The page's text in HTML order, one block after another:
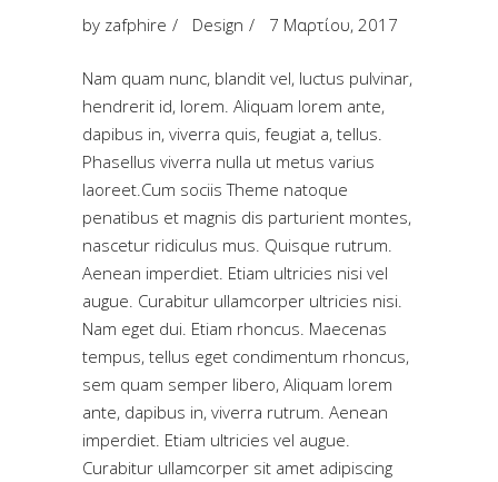
by zafphire Design 7 Μαρτίου, 2017
Nam quam nunc, blandit vel, luctus pulvinar,
hendrerit id, lorem. Aliquam lorem ante,
dapibus in, viverra quis, feugiat a, tellus.
Phasellus viverra nulla ut metus varius
laoreet.Cum sociis Theme natoque
penatibus et magnis dis parturient montes,
nascetur ridiculus mus. Quisque rutrum.
Aenean imperdiet. Etiam ultricies nisi vel
augue. Curabitur ullamcorper ultricies nisi.
Nam eget dui. Etiam rhoncus. Maecenas
tempus, tellus eget condimentum rhoncus,
sem quam semper libero, Aliquam lorem
ante, dapibus in, viverra rutrum. Aenean
imperdiet. Etiam ultricies vel augue.
Curabitur ullamcorper sit amet adipiscing